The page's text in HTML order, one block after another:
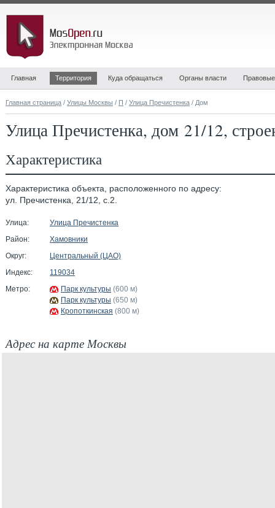
Главная Территория Куда обращаться Органы власти
Главная страница / Улицы Москвы / П / Улица Пречистенка / Дом
Улица Пречистенка, дом 21/12,
Характеристика
Характеристика объекта, расположенного по адресу:
ул. Пречистенка, 21/12, с.2.
Улица:
Улица Пречистенка
Район:
Хамовники
Округ:
Центральный (ЦАО)
Индекс:
119034
Метро:
Парк культуры (600 м)
Парк культуры (650 м)
Кропоткинская (800 м)
Адрес на карте Москвы